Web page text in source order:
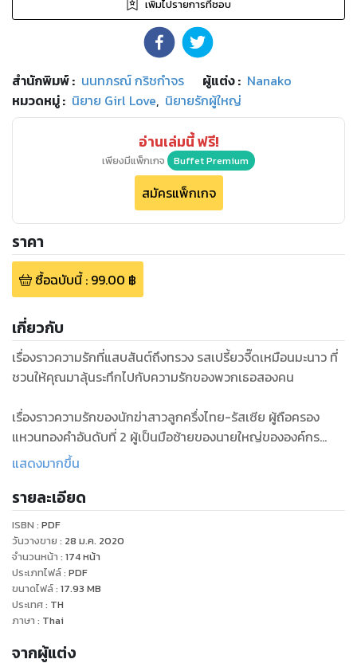
เพิ่มไปรายการที่ชอบ
สำนักพิมพ์: นนทภรณ์ กริชกำจร ผู้แต่ง : Nanako
หมวดหมู่: นิยาย Girl Love, นิยายรักผู้ใหญ่
อ่านเล่มนี้ ฟรี!
เพียงมีแพ็กเกจ Buffet Premium
สมัครแพ็กเกจ
ราคา
ซื้อฉบับนี้: 99.00 ฿
เกี่ยวกับ
เรื่องราวความรักที่แสบสันต์ถึงทรวง รสเปรี้ยวจี๊ดเหมือนมะนาว ที่
ชวนให้คุณมาลุ้นระทึกไปกับความรักของพวกเธอสองคน
เรื่องราวความรักของนักฆ่าสาวลูกครึ่งไทย-รัสเซีย ผู้ถือครอง
แหวนทองคำอันดับที่ 2 ผู้เป็นมือซ้ายของนายใหญ่ขององค์กร
มาเฟียยักษ์ใหญ่ระดับหนึ่งในสามของประเทศรัสเชีย สาวสวยที่
แต่ใครจะคิดว่า อยู่ดีๆ คนสวยนักฆ่า ต้องเปลี่ยนไปเป็น ‘หัวหน้าทีม
ช่วยเหลือ’ ที่ต้องบุกฝ่าป่าดงพงไพร่ไปช่วยเหลือทีมนัก
วิทยาศาสตร์ขององค์กรที่ถูกลักพาตัวไปจากกลุ่มกบฏแบ่งแยก
ดินแดนจากตะวันออกกลาง
จากนั้นยังไม่พอ ยังตามด้วยภารกิจช่วยชีวิตเพื่อนรัก จากปากเหว
เจอ กว่าจะตามล่าศัตรูมาลงโทษได้ งานนี้หินอย่างมาก เพราะศัตรู
แสดงมากขึ้น
รายละเอียด
ISBN : PDF
วันวางขาย : 28 ม.ค. 2020
จำนวนหน้า : 174หน้า
ประเภทไฟล์: PDF
ขนาดไฟล์: 17.93 MB
ประเทศ: TH
ภาษา : Thai
จากผู้แต่ง